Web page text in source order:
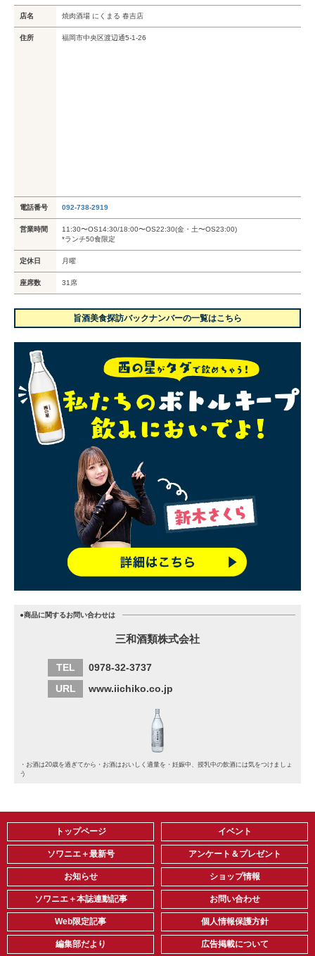
店名 焼肉酒場 にくまる 春吉店
住所 福岡市中央区渡辺通5-1-26
電話番号 092-738-2919
営業時間
11:30〜OS14:30/18:00〜OS22:30(金・土〜OS23:00)
*ランチ50食限定
定休日 月曜
座席数 31席
旨酒美食探訪バックナンバーの一覧はこちら
●商品に関するお問い合わせは
三和酒類株式会社
TEL
0978-32-3737
URL
www.iichiko.co.jp
・お酒は20歳を過ぎてから・お酒はおいしく適量を・妊娠中、授乳中の飲酒には気をつけましょ
う
トップページ
ソワニエ＋最新号
お知らせ
ソワニエ＋本誌連動記事
Web限定記事
編集部だより
イベント
アンケート＆プレゼント
ショップ情報
お問い合わせ
個人情報保護方針
広告掲載について